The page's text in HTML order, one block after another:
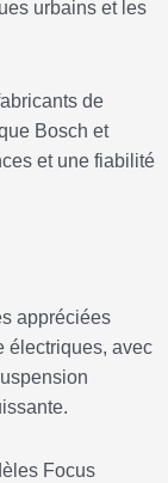
urbains et les
de
Bosch et
et une fiabilité
appréciées
électriques, avec
Focus